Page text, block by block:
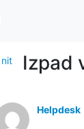
nit Izpad
Helpdesk